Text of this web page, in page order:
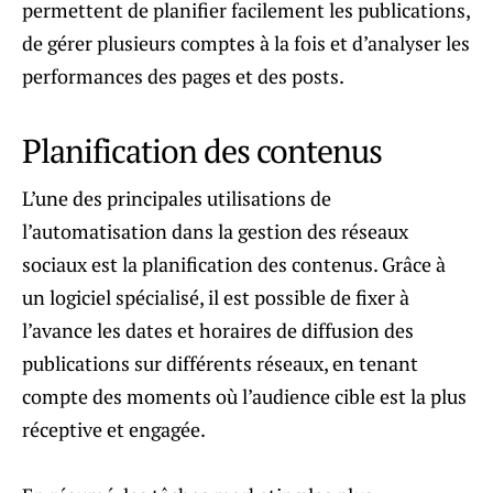
permettent de planifier facilement les publications,
de gérer plusieurs comptes à la fois et d’analyser les
performances des pages et des posts.
Planification des contenus
L’une des principales utilisations de
l’automatisation dans la gestion des réseaux
sociaux est la planification des contenus. Grâce à
un logiciel spécialisé, il est possible de fixer à
l’avance les dates et horaires de diffusion des
publications sur différents réseaux, en tenant
compte des moments où l’audience cible est la plus
réceptive et engagée.